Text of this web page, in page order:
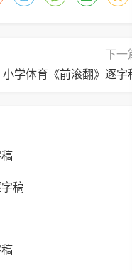
下一
小学体育《前滚翻》逐字
稿